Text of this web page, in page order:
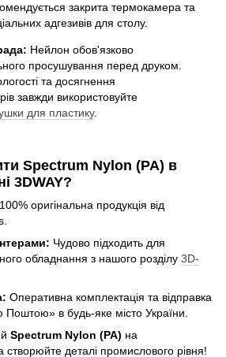
закрита термокамера та
адгезивів для столу.
Нейлон обов'язково
просушування перед друком.
та досягнення
завжди використовуйте
для пластику.
Spectrum Nylon (PA) в
3DWAY?
100% оригінальна продукція від
Чудово підходить для
обладнання з нашого розділу 3D-
Оперативна комплектація та відправка
в будь-яке місто України.
Spectrum Nylon (PA) на
створюйте деталі промислового рівня!